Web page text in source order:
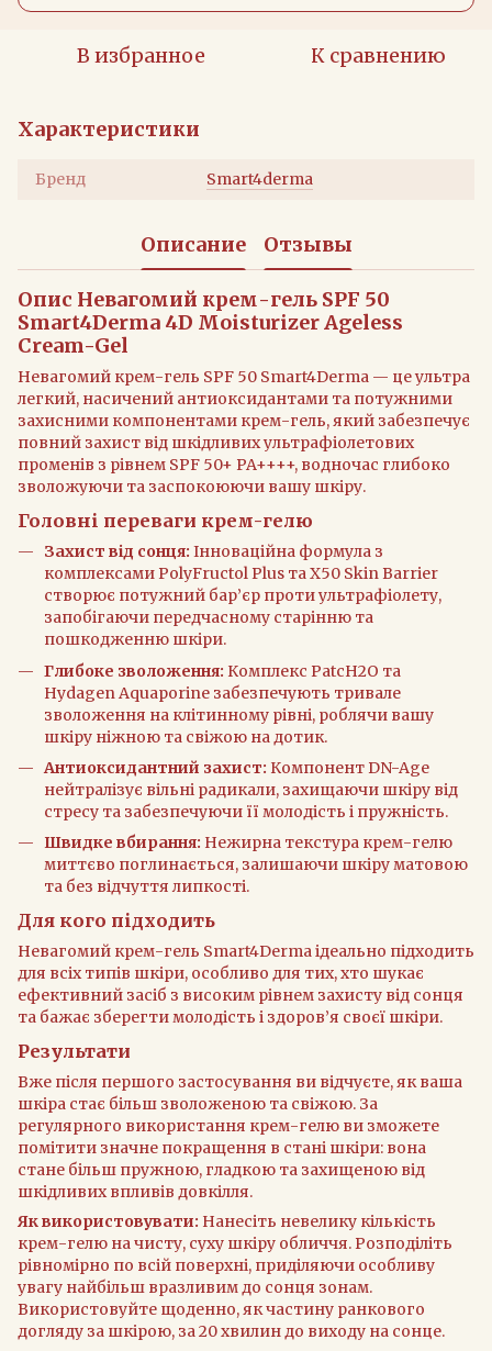
В избранное К сравнению
Характеристики
Бренд Smart4derma
Описание Отзывы
Опис Невагомий крем-гель SPF 50
Smart4Derma 4D Moisturizer Ageless
Cream-Gel
Невагомий крем-гель SPF 50 Smart4Derma — це ультра
легкий, насичений антиоксидантами та потужними
захисними компонентами крем-гель, який забезпечує
повний захист від шкідливих ультрафіолетових
променів з рівнем SPF 50+ PA++++, водночас глибоко
зволожуючи та заспокоюючи вашу шкіру.
Головні переваги крем-гелю
Захист від сонця: Інноваційна формула з
комплексами PolyFructol Plus та X50 Skin Barrier
створює потужний бар’єр проти ультрафіолету,
запобігаючи передчасному старінню та
пошкодженню шкіри.
Глибоке зволоження: Комплекс PatcH2O та
Hydagen Aquaporine забезпечують тривале
зволоження на клітинному рівні, роблячи вашу
шкіру ніжною та свіжою на дотик.
Антиоксидантний захист: Компонент DN-Age
нейтралізує вільні радикали, захищаючи шкіру від
стресу та забезпечуючи її молодість і пружність.
Швидке вбирання: Нежирна текстура крем-гелю
миттєво поглинається, залишаючи шкіру матовою
та без відчуття липкості.
Для кого підходить
Невагомий крем-гель Smart4Derma ідеально підходить
для всіх типів шкіри, особливо для тих, хто шукає
ефективний засіб з високим рівнем захисту від сонця
та бажає зберегти молодість і здоров’я своєї шкіри.
Результати
Вже після першого застосування ви відчуєте, як ваша
шкіра стає більш зволоженою та свіжою. За
регулярного використання крем-гелю ви зможете
помітити значне покращення в стані шкіри: вона
стане більш пружною, гладкою та захищеною від
шкідливих впливів довкілля.
Як використовувати: Нанесіть невелику кількість
крем-гелю на чисту, суху шкіру обличчя. Розподіліть
рівномірно по всій поверхні, приділяючи особливу
увагу найбільш вразливим до сонця зонам.
Використовуйте щоденно, як частину ранкового
догляду за шкірою, за 20 хвилин до виходу на сонце.